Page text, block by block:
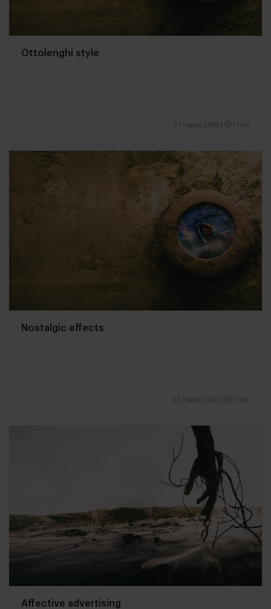
Ottolenghi style
27 maart 2015 1 min
Nostalgic effects
23 maart 2015 1 min
Affective advertising